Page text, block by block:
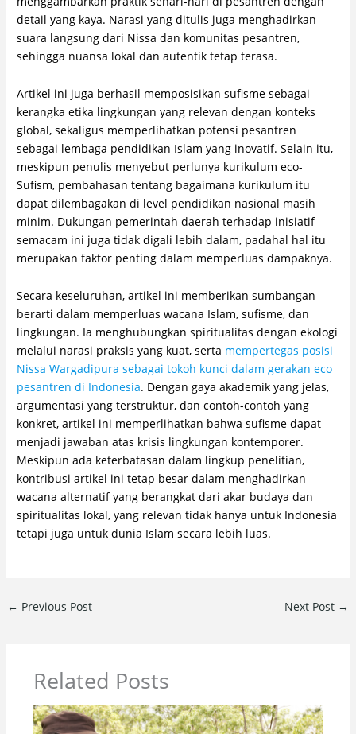
detail yang kaya. Narasi yang ditulis juga menghadirkan
suara langsung dari Nissa dan komunitas pesantren,
sehingga nuansa lokal dan autentik tetap terasa.
Artikel ini juga berhasil memposisikan sufisme sebagai
kerangka etika lingkungan yang relevan dengan konteks
global, sekaligus memperlihatkan potensi pesantren
sebagai lembaga pendidikan Islam yang inovatif. Selain itu,
meskipun penulis menyebut perlunya kurikulum eco-
Sufism, pembahasan tentang bagaimana kurikulum itu
dapat dilembagakan di level pendidikan nasional masih
minim. Dukungan pemerintah daerah terhadap inisiatif
semacam ini juga tidak digali lebih dalam, padahal hal itu
merupakan faktor penting dalam memperluas dampaknya.
Secara keseluruhan, artikel ini memberikan sumbangan
berarti dalam memperluas wacana Islam, sufisme, dan
lingkungan. Ia menghubungkan spiritualitas dengan ekologi
melalui narasi praksis yang kuat, serta mempertegas posisi
Nissa Wargadipura sebagai tokoh kunci dalam gerakan eco
pesantren di Indonesia. Dengan gaya akademik yang jelas,
argumentasi yang terstruktur, dan contoh-contoh yang
konkret, artikel ini memperlihatkan bahwa sufisme dapat
menjadi jawaban atas krisis lingkungan kontemporer.
Meskipun ada keterbatasan dalam lingkup penelitian,
kontribusi artikel ini tetap besar dalam menghadirkan
wacana alternatif yang berangkat dari akar budaya dan
spiritualitas lokal, yang relevan tidak hanya untuk Indonesia
tetapi juga untuk dunia Islam secara lebih luas.
← Previous Post Next Post →
Related Posts